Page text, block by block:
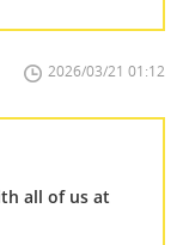
2026/03/21 01:12
all of us at